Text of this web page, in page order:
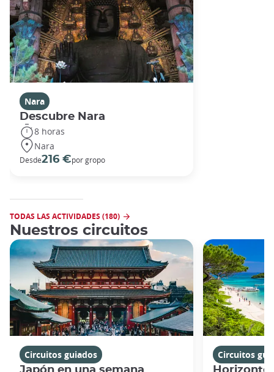
Nara
Descubre Nara
8 horas
Nara
Desde216 €por gropo
TODAS LAS ACTIVIDADES (180)
Nuestros circuitos
Circuitos guiados
Circuitos